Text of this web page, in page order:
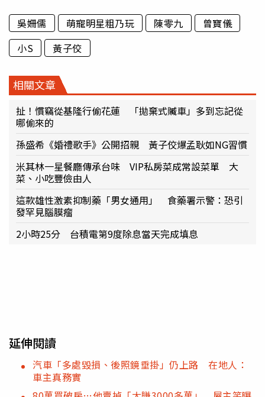
吳姍儒 萌寵明星粗乃玩 陳零九
曾寶儀
小S
黃子佼
相關文章
扯！慣竊從基隆行偷花蓮 「拋棄式贓車」多到忘記從
哪偷來的
孫盛希《婚禮歌手》公開招親 黃子佼爆孟耿如NG習慣
米其林一星餐廳傳承台味 VIP私房菜成常設菜單 大
菜、小吃豐儉由人
這款雄性激素抑制藥「男女通用」 食藥署示警：恐引
發罕見腦膜瘤
2小時25分 台積電第9度除息當天完成填息
延伸閱讀
汽車「多處毀損、後照鏡垂掛」仍上路 在地人：
車主真務實